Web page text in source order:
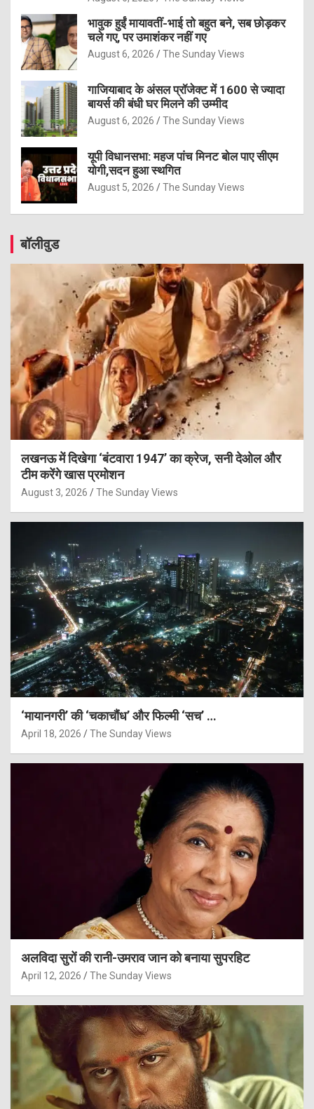
भावुक हुईं मायावतीं-भाई तो बहुत बने, सब छोड़कर
चले गए, पर उमाशंकर नहीं गए
August 6, 2026 The Sunday Views
गाजियाबाद के अंसल प्रॉजेक्ट में 1600 से ज्यादा
बायर्स की बंधी घर मिलने की उम्मीद
August 6, 2026 The Sunday Views
यूपी विधानसभा: महज पांच मिनट बोल पाए सीएम
योगी,सदन हुआ स्थगित
August 5, 2026 The Sunday Views
बॉलीवुड
लखनऊ में दिखेगा ‘बंटवारा 1947’ का क्रेज, सनी देओल और
टीम करेंगे खास प्रमोशन
August 3, 2026 The Sunday Views
‘मायानगरी’ की ‘चकाचौंध’ और फिल्मी ‘सच’ …
April 18, 2026 The Sunday Views
अलविदा सुरों की रानी-उमराव जान को बनाया सुपरहिट
April 12, 2026 The Sunday Views